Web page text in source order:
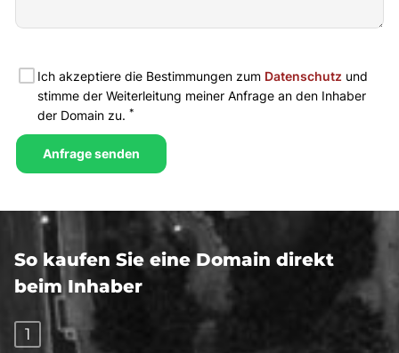
So kaufen Sie eine Domain direkt
beim Inhaber
1